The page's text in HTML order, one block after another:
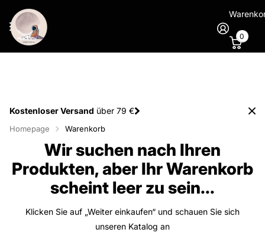
0
Kostenloser Versand über 79 €
Homepage Warenkorb
Wir suchen nach Ihren
Produkten, aber Ihr Warenkorb
scheint leer zu sein...
Klicken Sie auf „Weiter einkaufen“ und schauen Sie sich
unseren Katalog an